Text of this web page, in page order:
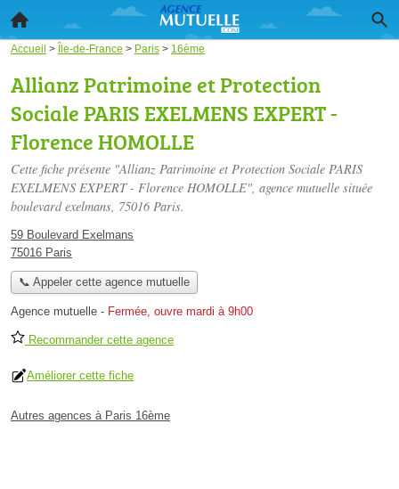
Accueil > Île-de-France > Paris > 16ème
Allianz Patrimoine et Protection
Sociale PARIS EXELMENS EXPERT -
Florence HOMOLLE
Cette fiche présente "Allianz Patrimoine et Protection Sociale PARIS
EXELMENS EXPERT - Florence HOMOLLE", agence mutuelle située
boulevard exelmans, 75016 Paris.
59 Boulevard Exelmans
75016 Paris
📞 Appeler cette agence mutuelle
Agence mutuelle - Fermée, ouvre mardi à 9h00
Recommander cette agence
Améliorer cette fiche
Autres agences à Paris 16ème